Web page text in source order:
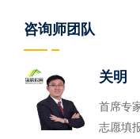
咨询师团队
关明
首席专
志愿填